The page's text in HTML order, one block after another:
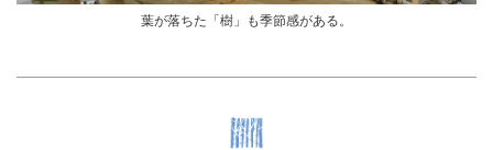
葉が落ちた「樹」も季節感がある。